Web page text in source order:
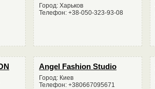
Город: Харьков
Телефон: +38-050-323-93-08
Angel Fashion Studio
Город: Киев
Телефон: +380667095671